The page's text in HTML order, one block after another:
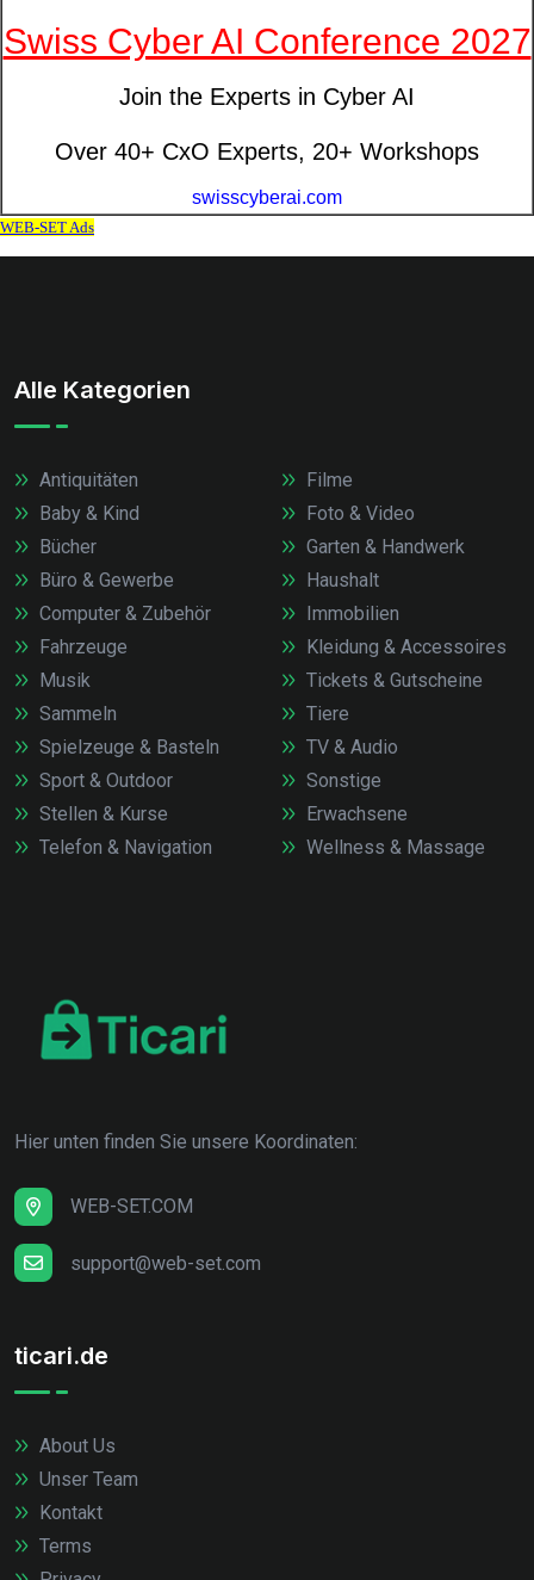
Alle Kategorien
Antiquitäten
Baby & Kind
Bücher
Büro & Gewerbe
Computer & Zubehör
Fahrzeuge
Filme
Foto & Video
Garten & Handwerk
Haushalt
Immobilien
Kleidung & Accessoires
Musik
Sammeln
Spielzeuge & Basteln
Sport & Outdoor
Stellen & Kurse
Telefon & Navigation
Tickets & Gutscheine
Tiere
TV & Audio
Sonstige
Erwachsene
Wellness & Massage
Hier unten finden Sie unsere Koordinaten:
WEB-SET.COM
support@web-set.com
ticari.de
About Us
Unser Team
Kontakt
Terms